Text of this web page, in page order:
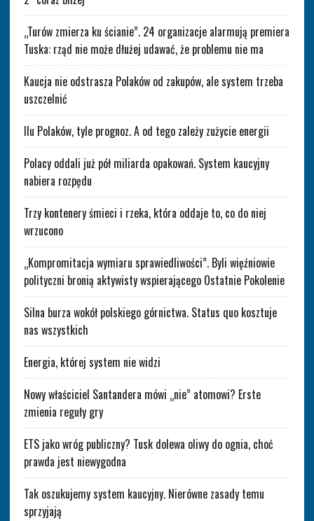
„Turów zmierza ku ścianie”. 24 organizacje alarmują premiera
Tuska: rząd nie może dłużej udawać, że problemu nie ma
Kaucja nie odstrasza Polaków od zakupów, ale system trzeba
uszczelnić
Ilu Polaków, tyle prognoz. A od tego zależy zużycie energii
Polacy oddali już pół miliarda opakowań. System kaucyjny
nabiera rozpędu
Trzy kontenery śmieci i rzeka, która oddaje to, co do niej
wrzucono
„Kompromitacja wymiaru sprawiedliwości”. Byli więźniowie
polityczni bronią aktywisty wspierającego Ostatnie Pokolenie
Silna burza wokół polskiego górnictwa. Status quo kosztuje
nas wszystkich
Energia, której system nie widzi
Nowy właściciel Santandera mówi „nie” atomowi? Erste
zmienia reguły gry
ETS jako wróg publiczny? Tusk dolewa oliwy do ognia, choć
prawda jest niewygodna
Tak oszukujemy system kaucyjny. Nierówne zasady temu
sprzyjają